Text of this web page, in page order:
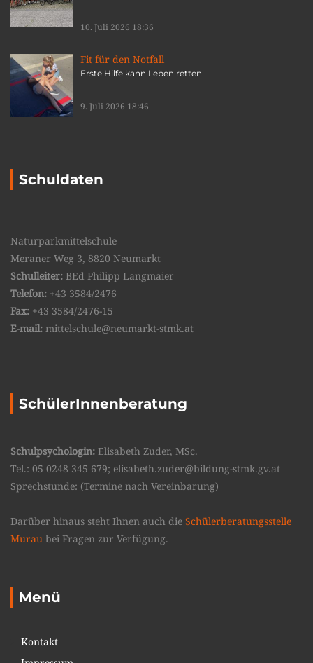
10. Juli 2026 18:36
Fit für den Notfall
Erste Hilfe kann Leben retten
9. Juli 2026 18:46
Schuldaten
Naturparkmittelschule
Meraner Weg 3, 8820 Neumarkt
Schulleiter: BEd Philipp Langmaier
Telefon: +43 3584/2476
Fax: +43 3584/2476-15
E-mail: mittelschule@neumarkt-stmk.at
SchülerInnenberatung
Schulpsychologin: Elisabeth Zuder, MSc.
Tel.: 05 0248 345 679; elisabeth.zuder@bildung-stmk.gv.at
Sprechstunde: (Termine nach Vereinbarung)
Darüber hinaus steht Ihnen auch die Schülerberatungsstelle
Murau bei Fragen zur Verfügung.
Menü
Kontakt